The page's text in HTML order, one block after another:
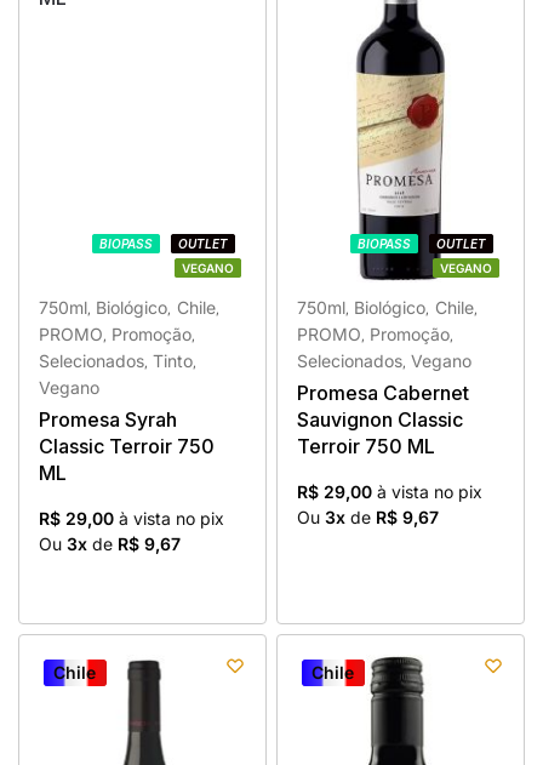
BIOPASS
OUTLET
VEGANO
BIOPASS
OUTLET
VEGANO
750ml, Biológico, Chile,
PROMO, Promoção,
Selecionados, Tinto,
Vegano
Promesa Syrah
Classic Terroir 750
ML
R$ 29,00 à vista no pix
Ou 3x de R$ 9,67
BIOPASS
OUTLET
VEGANO
BIOPASS
OUTLET
VEGANO
750ml, Biológico, Chile,
PROMO, Promoção,
Selecionados, Vegano
Promesa Cabernet
Sauvignon Classic
Terroir 750 ML
R$ 29,00 à vista no pix
Ou 3x de R$ 9,67
Chile
Chile Chile
Chile